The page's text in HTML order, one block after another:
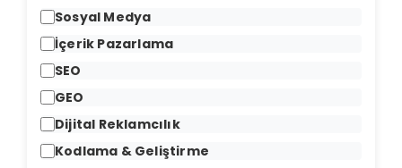
Sosyal Medya
İçerik Pazarlama
SEO
GEO
Dijital Reklamcılık
Kodlama & Geliştirme